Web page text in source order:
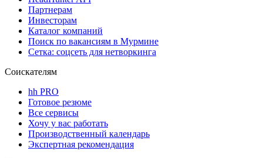
Партнерам
Инвесторам
Каталог компаний
Поиск по вакансиям в Мурмине
Сетка: соцсеть для нетворкинга
Соискателям
hh PRO
Готовое резюме
Все сервисы
Хочу у вас работать
Производственный календарь
Экспертная рекомендация